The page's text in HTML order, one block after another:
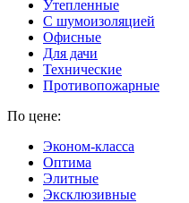
Утепленные
C шумоизоляцией
Офисные
Для дачи
Технические
Противопожарные
По цене:
Эконом-класса
Оптима
Элитные
Эксклюзивные